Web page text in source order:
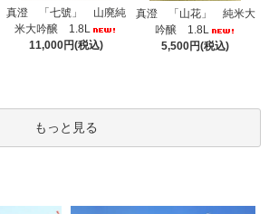
真澄 「七號」 山廃純
米大吟醸 1.8L
11,000円(税込)
真澄 「山花」 純米大
吟醸 1.8L
5,500円(税込)
もっと見る